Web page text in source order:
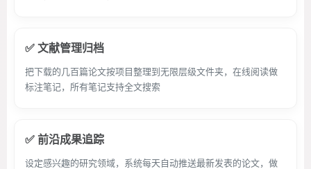
✅ 文献管理归档
把下载的几百篇论文按项目整理到无限层级文件夹，在线阅读做
标注笔记，所有笔记支持全文搜索
✅ 前沿成果追踪
设定感兴趣的研究领域，系统每天自动推送最新发表的论文，做